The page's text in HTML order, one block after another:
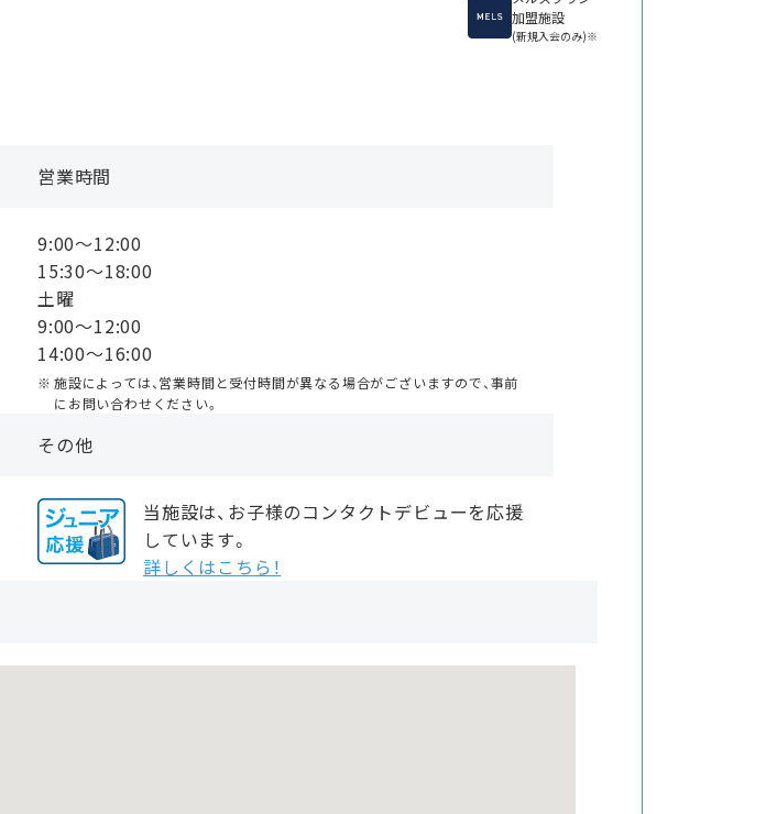
加盟施設
(新規入会のみ)※
営業時間
9:00〜12:00
15:30〜18:00
土曜
9:00〜12:00
14:00〜16:00
施設によっては、営業時間と受付時間が異なる場合がございますので、事前
にお問い合わせください。
その他
当施設は、お子様のコンタクトデビューを応援
しています。
詳しくはこちら！